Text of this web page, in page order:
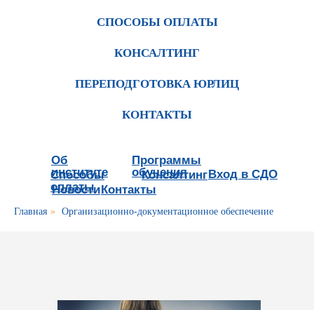
СПОСОБЫ ОПЛАТЫ
КОНСАЛТИНГ
ПЕРЕПОДГОТОВКА ЮРЛИЦ
КОНТАКТЫ
Об
институте
Программы
обучения
Способы
оплаты
Консалтинг
Новости
Вход в СДО
Контакты
Главная » Организационно-документационное обеспечение